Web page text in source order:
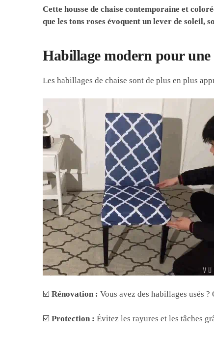
Cette housse de chaise contemporaine et
que les tons roses évoquent un lever de soleil,
Habillage modern pour
Les habillages de chaise sont de plus en plus
☑️Rénovation : Vous avez des habillages usés
☑️Protection : Évitez les rayures et les tâches